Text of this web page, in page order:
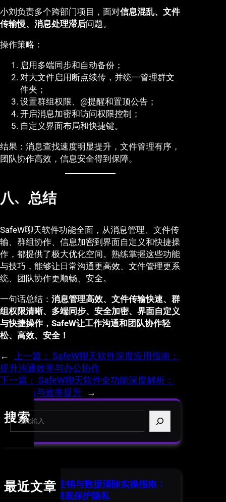
小刘负责多个跨部门项目，面对信息混乱、文件
传输慢、消息处理滞后问题。
操作策略：
启用多端同步和自动备份；
对大文件启用断点续传，并统一管理群文
件夹；
设置群组权限、@提醒和置顶公告；
开启消息加密和访问权限控制；
自定义界面布局和快捷键。
结果：消息查找速度明显提升，文件管理有序，
团队协作高效，信息安全得到保障。
八、总结
SafeW聊天软件功能全面，从消息管理、文件传
输、群组协作、信息加密到界面自定义和快捷操
作，都提供了极大优化空间。熟练掌握这些功能
与技巧，能够让日常沟通更高效、文件管理更系
统、团队协作更顺畅、安全。
一句话总结： 消息管理高效、文件传输快速、群
组权限清晰、多端同步、安全加密、界面自定义
与快捷操作，SafeW让工作沟通和团队协作轻
松、高效、安全！
← 上一篇： SafeW聊天软件深度应用指南：
提升沟通效率与办公协作
下一篇： SafeW聊天软件全功能深度解析：
隐藏技巧与效率提升
→
搜索
S
最近文章
SafeW 账号注销与数据清除实操指南：
安全退出并彻底保护隐私